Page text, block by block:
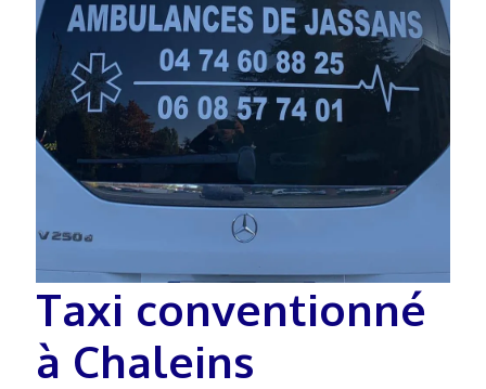
Taxi conventionné
à Chaleins